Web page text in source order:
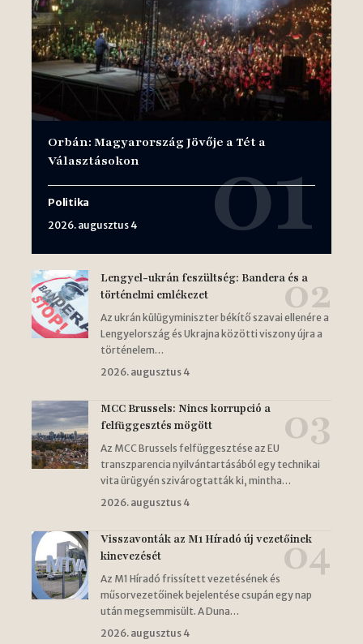
Orbán: Magyarország Jövője a Tét a
Választásokon
Politika
2026. augusztus 4
Lengyel-ukrán feszültség: Bandera és a
történelmi emlékezet
Az ukrán külügyminiszter békítő szavai ellenére a
Lengyelország és Ukrajna közötti viszony újra a
történelem…
2026. augusztus 4
MCC Brussels: Nincs korrupció a
felfüggesztés mögött
Az MCC Brussels felfüggesztése az EU
transzparencia nyilvántartásából egy technikai
vita ürügyén szivárogtatták ki, mintha…
2026. augusztus 4
Visszavonták az M1 Híradó új vezetőinek
kinevezését
Az M1 Híradó frissített vezetésének és
műsorvezetőinek bejelentése csupán egy nap
után megsemmisült. A Duna…
2026. augusztus 4